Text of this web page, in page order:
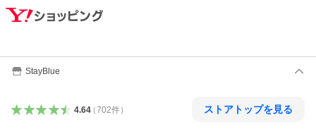
StayBlue
4.64（702件） ストアトップを見る